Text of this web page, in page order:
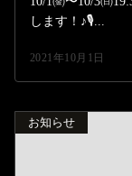
します！♪🎙...
2021年10月1日
お知らせ